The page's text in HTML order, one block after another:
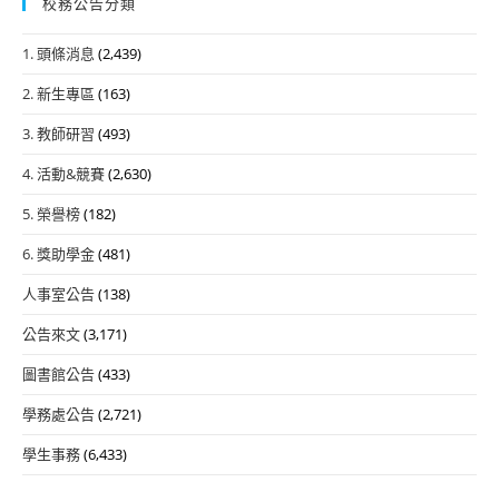
1. 頭條消息 (2,439)
2. 新生專區 (163)
3. 教師研習 (493)
4. 活動&競賽(2,630)
5. 榮譽榜(182)
6. 獎助學金(481)
人事室公告(138)
公告來文(3,171)
圖書館公告(433)
學務處公告(2,721)
學生事務(6,433)